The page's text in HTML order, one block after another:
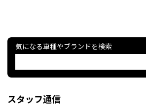
気になる車種やブランドを検索
スタッフ通信